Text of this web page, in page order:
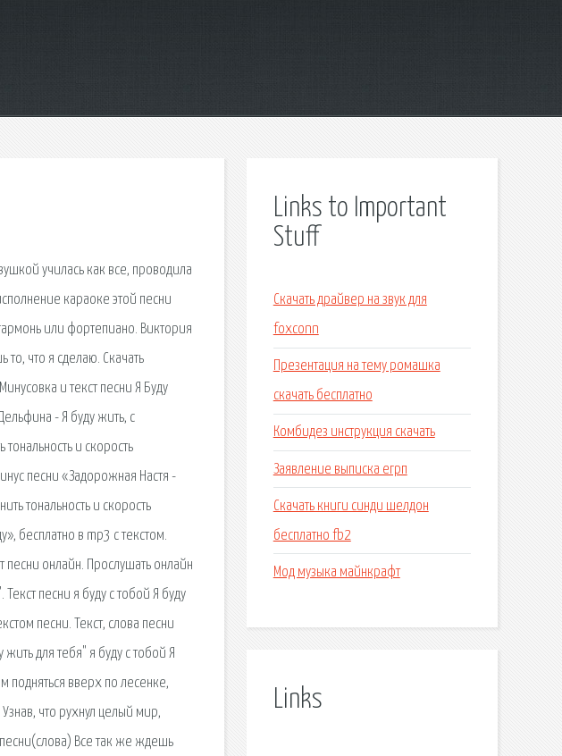
училась как все, проводила
караоке этой песни
или фортепиано. Виктория
что я сделаю. Скачать
и текст песни Я Буду
- Я буду жить, с
и скорость
песни «Задорожная Настя -
тональность и скорость
бесплатно в mp3 с текстом.
песни онлайн. Прослушать онлайн
песни я буду с тобой Я буду
песни. Текст, слова песни
для тебя" я буду с тобой Я
подняться вверх по лесенке,
что рухнул целый мир,
песни(слова) Все так же ждешь
Links to Important
Stuff
Скачать драйвер на звук для
foxconn
Презентация на тему ромашка
скачать бесплатно
Комбидез инструкция скачать
Заявление выписка егрп
Скачать книги синди шелдон
бесплатно fb2
Мод музыка майнкрафт
Links